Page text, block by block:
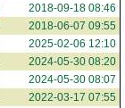
2018-09-18 08:46
2018-06-07 09:55
2025-02-06 12:10
2024-05-30 08:20
2024-05-30 08:07
2022-03-17 07:55